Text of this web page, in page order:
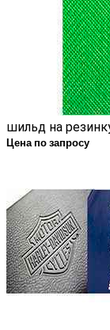
шильд на
Цена по запросу